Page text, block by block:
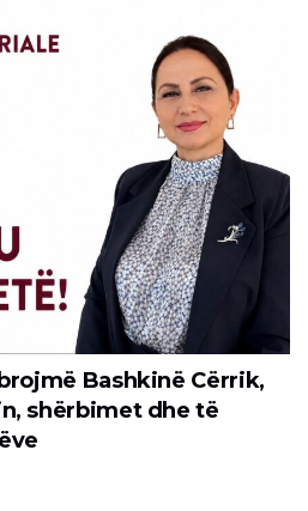
Bashkinë Cërrik,
shërbimet dhe të